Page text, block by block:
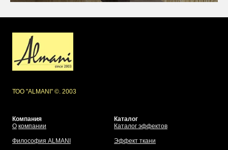
ТОО "ALMANI" ©. 2003
Компания
О компании
Философия ALMANI
Каталог
Каталог эффектов
Эффект ткани